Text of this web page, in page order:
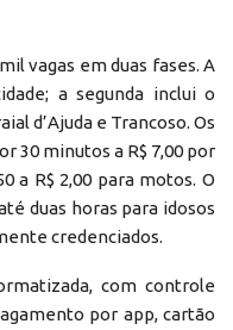
vagas em duas fases. A
a segunda inclui o
d’Ajuda e Trancoso. Os
30 minutos a R$ 7,00 por
a R$ 2,00 para motos. O
duas horas para idosos
credenciados.
com controle
por app, cartão